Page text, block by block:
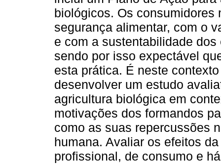
biológicos. Os consumidores
segurança alimentar, com o
e com a sustentabilidade
sendo por isso expectável
esta prática. É neste
desenvolver um estudo
agricultura biológica em
motivações dos formandos
como as suas repercussões
humana. Avaliar os efeitos
profissional, de consumo e